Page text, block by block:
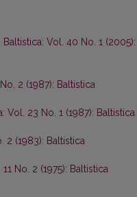
Baltistica: Vol. 40 No. 1 (2005):
2 (1987): Baltistica
Vol. 23 No. 1 (1987): Baltistica
2 (1983): Baltistica
No. 2 (1975): Baltistica